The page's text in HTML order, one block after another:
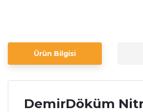
Ürün Bilgisi
DemirDöküm